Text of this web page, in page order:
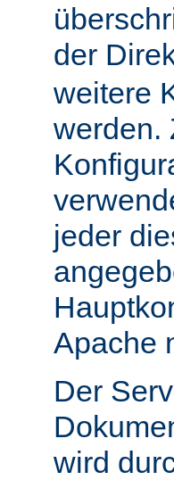
der
weitere
werden.
jeder
Apache
Der
wird